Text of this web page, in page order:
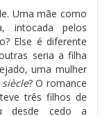
Uma mãe como
intocada pelos
Else é diferente
seria a filha
uma mulher
? O romance
três filhos de
desde cedo a